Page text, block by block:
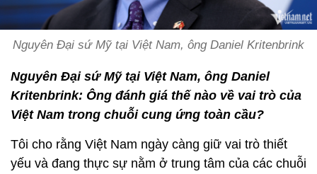
Nguyên Đại sứ Mỹ tại Việt Nam, ông Daniel Kritenbrink
Nguyên Đại sứ Mỹ tại Việt Nam, ông Daniel
Kritenbrink: Ông đánh giá thế nào về vai trò của
Việt Nam trong chuỗi cung ứng toàn cầu?
Tôi cho rằng Việt Nam ngày càng giữ vai trò thiết
yếu và đang thực sự nằm ở trung tâm của các chuỗi